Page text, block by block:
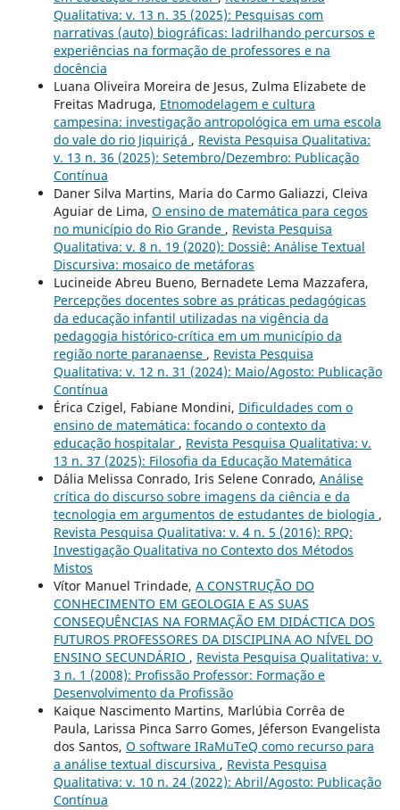
Qualitativa: v. 13 n. 35 (2025): Pesquisas com
narrativas (auto) biográficas: ladrilhando percursos e
experiências na formação de professores e na
docência
Luana Oliveira Moreira de Jesus, Zulma Elizabete de
Freitas Madruga, Etnomodelagem e cultura
campesina: investigação antropológica em uma escola
do vale do rio Jiquiriçá , Revista Pesquisa Qualitativa:
v. 13 n. 36 (2025): Setembro/Dezembro: Publicação
Contínua
Daner Silva Martins, Maria do Carmo Galiazzi, Cleiva
Aguiar de Lima, O ensino de matemática para cegos
no município do Rio Grande , Revista Pesquisa
Qualitativa: v. 8 n. 19 (2020): Dossiê: Análise Textual
Discursiva: mosaico de metáforas
Lucineide Abreu Bueno, Bernadete Lema Mazzafera,
Percepções docentes sobre as práticas pedagógicas
da educação infantil utilizadas na vigência da
pedagogia histórico-crítica em um município da
região norte paranaense , Revista Pesquisa
Qualitativa: v. 12 n. 31 (2024): Maio/Agosto: Publicação
Contínua
Érica Czigel, Fabiane Mondini, Dificuldades com o
ensino de matemática: focando o contexto da
educação hospitalar , Revista Pesquisa Qualitativa: v.
13 n. 37 (2025): Filosofia da Educação Matemática
Dália Melissa Conrado, Iris Selene Conrado, Análise
crítica do discurso sobre imagens da ciência e da
tecnologia em argumentos de estudantes de biologia ,
Revista Pesquisa Qualitativa: v. 4 n. 5 (2016): RPQ:
Investigação Qualitativa no Contexto dos Métodos
Mistos
Vítor Manuel Trindade, A CONSTRUÇÃO DO
CONHECIMENTO EM GEOLOGIA E AS SUAS
CONSEQUÊNCIAS NA FORMAÇÃO EM DIDÁCTICA DOS
FUTUROS PROFESSORES DA DISCIPLINA AO NÍVEL DO
ENSINO SECUNDÁRIO , Revista Pesquisa Qualitativa: v.
3 n. 1 (2008): Profissão Professor: Formação e
Desenvolvimento da Profissão
Kaique Nascimento Martins, Marlúbia Corrêa de
Paula, Larissa Pinca Sarro Gomes, Jéferson Evangelista
dos Santos, O software IRaMuTeQ como recurso para
a análise textual discursiva , Revista Pesquisa
Qualitativa: v. 10 n. 24 (2022): Abril/Agosto: Publicação
Contínua